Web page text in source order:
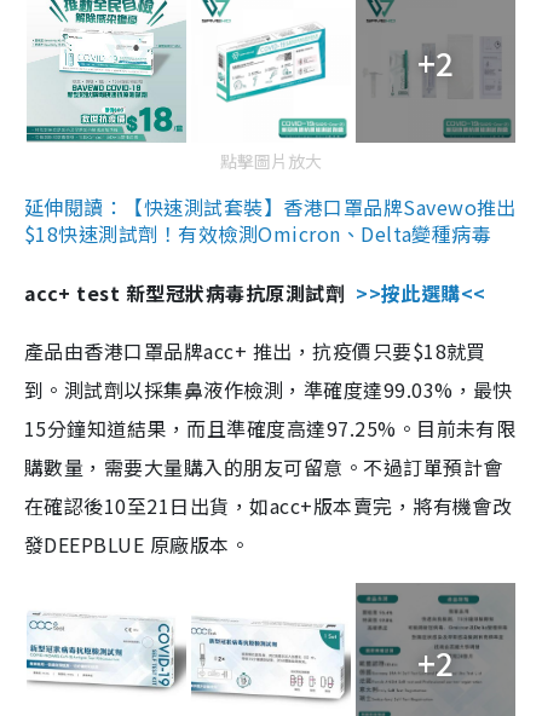
+2
點擊圖片放大
延伸閱讀：【快速測試套裝】香港口罩品牌Savewo推出
$18快速測試劑！有效檢測Omicron、Delta變種病毒
acc+ test 新型冠狀病毒抗原測試劑 >>按此選購<<
產品由香港口罩品牌acc+ 推出，抗疫價只要$18就買
到。測試劑以採集鼻液作檢測，準確度達99.03%，最快
15分鐘知道結果，而且準確度高達97.25%。目前未有限
購數量，需要大量購入的朋友可留意。不過訂單預計會
在確認後10至21日出貨，如acc+版本賣完，將有機會改
發DEEPBLUE 原廠版本。
+2